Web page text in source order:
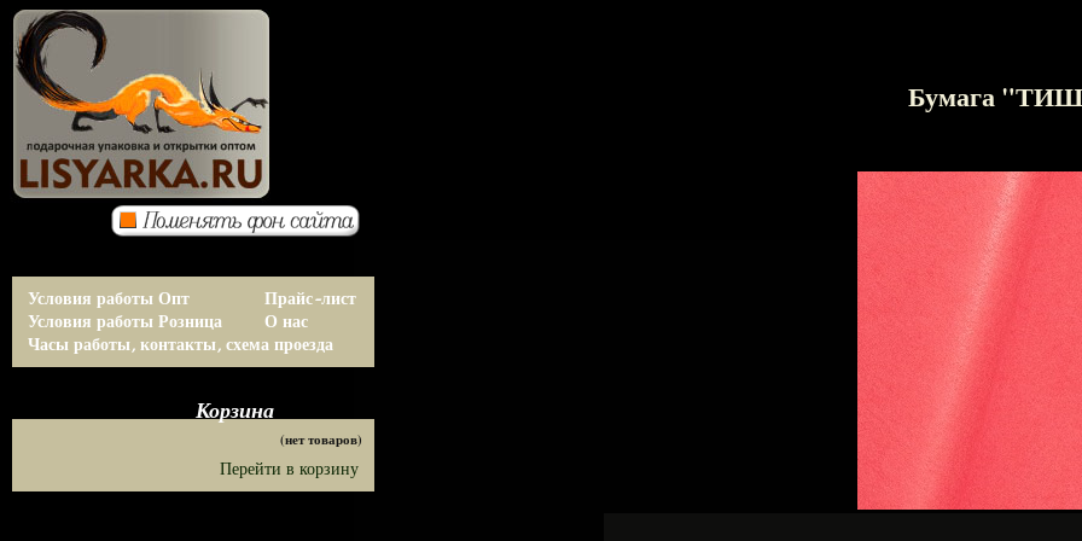
Условия работы Опт
Условия работы Розница
Прайс-лист
О нас
Часы работы, контакты, схема проезда
Корзина
(нет товаров)
Перейти в корзину
Бумага